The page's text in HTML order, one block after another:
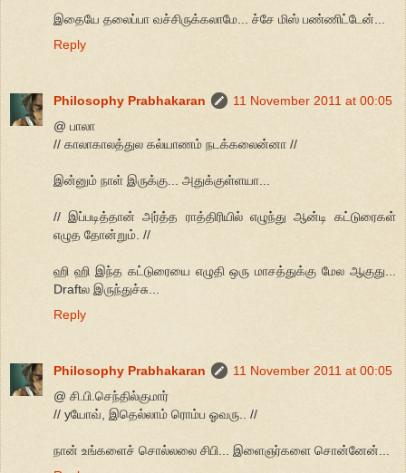
இதையே தலைப்பா வச்சிருக்கலாமே... ச்சே மிஸ் பண்ணிட்டேன்...
Reply
Philosophy Prabhakaran
11 November 2011 at 00:05
@ பாலா
// காலாகாலத்துல கல்யாணம் நடக்கலைன்னா //
இன்னும் நாள் இருக்கு... அதுக்குள்ளயா...
// இப்படித்தான் அர்த்த ராத்திரியில் எழுந்து ஆன்டி கட்டுரைகள்
எழுத தோன்றும். //
ஹி ஹி இந்த கட்டுரையை எழுதி ஒரு மாசத்துக்கு மேல ஆகுது...
Draftல இருந்துச்சு...
Reply
Philosophy Prabhakaran
11 November 2011 at 00:05
@ சி.பி.செந்தில்குமார்
// yயோவ், இதெல்லாம் ரொம்ப ஓவரு.. //
நான் உங்களைச் சொல்லலை சிபி... இளைஞர்களை சொன்னேன்...